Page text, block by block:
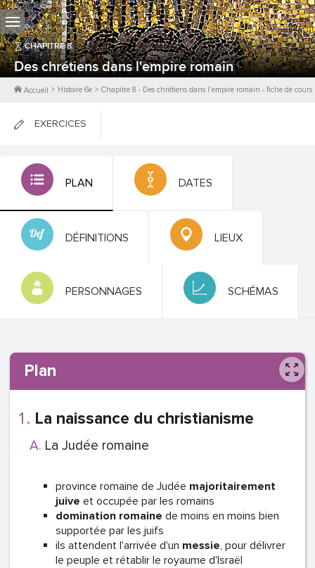
CHAPITRE8
Des chrétiens dans l'empire romain
Accueil > Histoire 6e > Chapitre 8 - Des chrétiens dans l'empire romain - fiche de cours
EXERCICES
FICHES DE COURS
PLAN DATES
DÉFINITIONS LIEUX
PERSONNAGES SCHÉMAS
Plan
La naissance du christianisme
La Judée romaine
province romaine de Judée majoritairement
juive et occupée par les romains
domination romaine de moins en moins bien
supportée par les juifs
ils attendent l'arrivée d'un messie, pour délivrer
le peuple et rétablir le royaume d'Israël